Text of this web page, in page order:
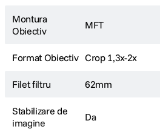
Montura
Obiectiv
MFT
Format Obiectiv Crop 1,3x-2x
Filet filtru 62mm
Stabilizare de
imagine
Da